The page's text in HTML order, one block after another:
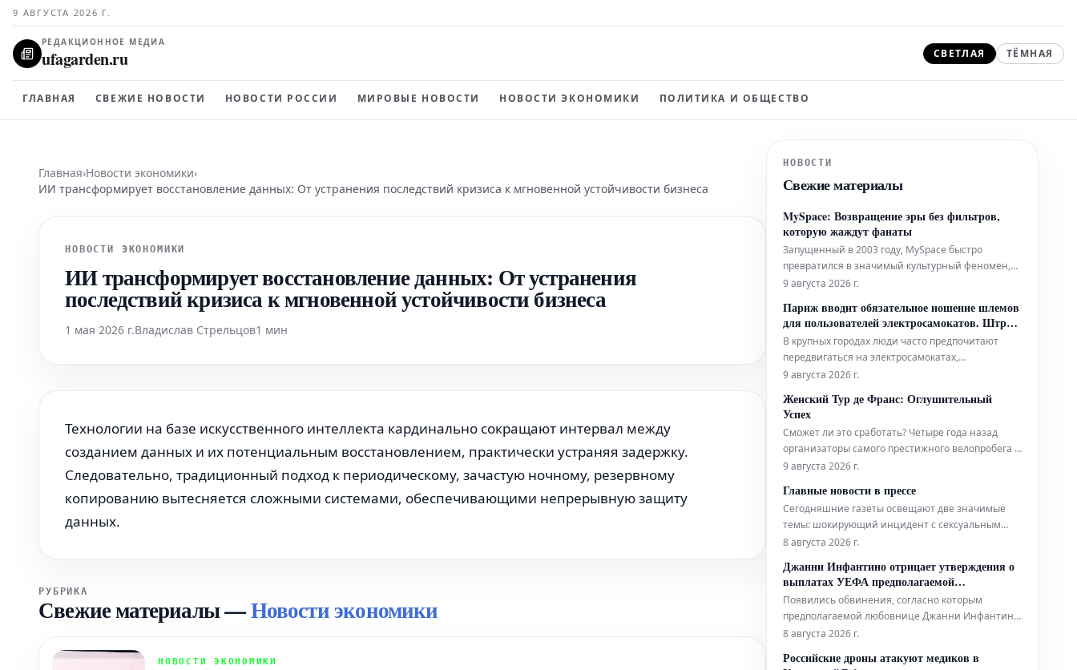
9 АВГУСТА 2026 Г.
РЕДАКЦИОННОЕ МЕДИА
ufagarden.ru СВЕТЛАЯ ТЁМНАЯ
ГЛАВНАЯ СВЕЖИЕ НОВОСТИ НОВОСТИ РОССИИ МИРОВЫЕ НОВОСТИ НОВОСТИ ЭКОНОМИКИ ПОЛИТИКА И ОБЩЕСТВО
Главная›Новости экономики›
ИИ трансформирует восстановление данных: От устранения последствий кризиса к мгновенной устойчивости бизнеса
НОВОСТИ ЭКОНОМИКИ
ИИ трансформирует восстановление данных: От устранения
последствий кризиса к мгновенной устойчивости бизнеса
1 мая 2026 г.Владислав Стрельцов1 мин
Технологии на базе искусственного интеллекта кардинально сокращают интервал между
созданием данных и их потенциальным восстановлением, практически устраняя задержку.
Следовательно, традиционный подход к периодическому, зачастую ночному, резервному
копированию вытесняется сложными системами, обеспечивающими непрерывную защиту
данных.
РУБРИКА
Свежие материалы—Новости экономики
НОВОСТИ ЭКОНОМИКИ
НОВОСТИ
Свежие материалы
MySpace: Возвращение эры без фильтров,
которую жаждут фанаты
Запущенный в 2003 году, MySpace быстро
превратился в значимый культурный феномен,
став стартовой площадкой для таких артистов,
нашли там свою первую аудиторию. Однако со
временем его главные особенности — страницы
с широкими возможностями ка
9 августа 2026 г.
Париж вводит обязательное ношение шлемов
для пользователей электросамокатов. Штраф
до 135 евро
В крупных городах люди часто предпочитают
передвигаться на электросамокатах,
моноколесах и ховербордах. Однако количество
транспортными средствами постоянно растет. В
связи с этим администрация Парижа приняла
решение об обязательном использовании
защитно
9 августа 2026 г.
Женский Тур де Франс: Оглушительный
Успех
Сможет ли это сработать? Четыре года назад
организаторы самого престижного велопробега в
мире возродили женский Тур де Франс,
гонки Марион Русс получает жалобы, поскольку
лишь три из девяти этапов полностью
транслируются по телевидению. Переполнен
9 августа 2026 г.
Главные новости в прессе
Сегодняшние газеты освещают две значимые
темы: шокирующий инцидент с сексуальным
преступником, который, будучи выпущенным на
также сведения о сворачивании или пересмотре
планов по достижению нулевых выбросов
углерода ("чистого нуля").
8 августа 2026 г.
Джанни Инфантино отрицает утверждения о
выплатах УЕФА предполагаемой
«любовнице»
Появились обвинения, согласно которым
предполагаемой любовнице Джанни Инфантино,
когда он занимал пост генерального секретаря
отношениями. Представитель нынешнего
8 августа 2026 г.
Российские дроны атакуют медиков в